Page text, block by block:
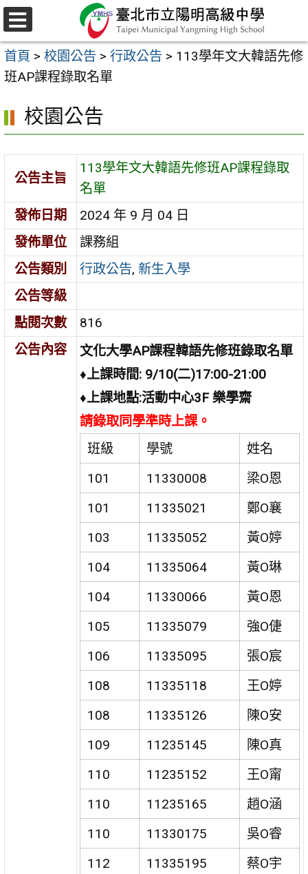
跳
至
主
要
容
區
選
單
首頁 > 校園公告 > 行政公告 > 113學年文大韓語先修
班AP課程錄取名單
校園公告
公告主旨
113學年文大韓語先修班AP課程錄取
名單
發佈日期
2024 年 9 月 04 日
發佈單位
課務組
公告類別
行政公告,新生入學
公告等級
點閱次數
816
公告內容
文化大學AP課程韓語先修班錄取名單
♦上課時間: 9/10(二)17:00-21:00
♦上課地點:活動中心3F 樂學齋
請錄取同學準時上課。
班級
學號
姓名
101
11330008
梁O恩
101
11335021
鄭O襄
103
11335052
黃O婷
104
11335064
黃O琳
104
11330066
黃O恩
105
11335079
強O倢
106
11335095
張O宸
108
11335118
王O婷
108
11335126
陳O安
109
11235145
陳O真
110
11235152
王O甯
110
11235165
趙O涵
110
11330175
吳O睿
112
11335195
蔡O宇